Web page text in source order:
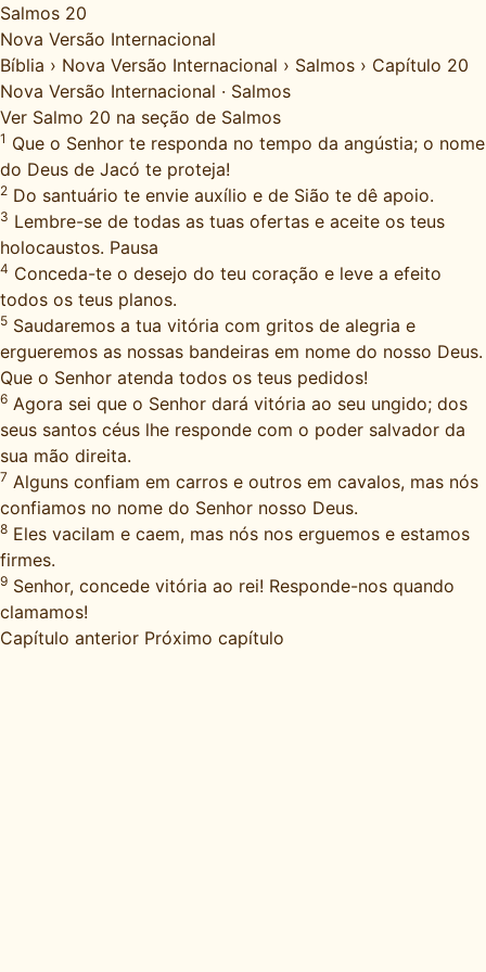
Salmos 20
Nova Versão Internacional
Bíblia › Nova Versão Internacional › Salmos › Capítulo 20
Nova Versão Internacional · Salmos
Ver Salmo 20 na seção de Salmos
1 Que o Senhor te responda no tempo da angústia; o nome
do Deus de Jacó te proteja!
2 Do santuário te envie auxílio e de Sião te dê apoio.
3 Lembre-se de todas as tuas ofertas e aceite os teus
holocaustos. Pausa
4 Conceda-te o desejo do teu coração e leve a efeito
todos os teus planos.
5 Saudaremos a tua vitória com gritos de alegria e
ergueremos as nossas bandeiras em nome do nosso Deus.
Que o Senhor atenda todos os teus pedidos!
6 Agora sei que o Senhor dará vitória ao seu ungido; dos
seus santos céus lhe responde com o poder salvador da
sua mão direita.
7 Alguns confiam em carros e outros em cavalos, mas nós
confiamos no nome do Senhor nosso Deus.
8 Eles vacilam e caem, mas nós nos erguemos e estamos
firmes.
9 Senhor, concede vitória ao rei! Responde-nos quando
clamamos!
Capítulo anterior Próximo capítulo